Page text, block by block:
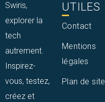
Swiris,
explorer la
tech
autrement.
Inspirez-
vous, testez,
créez et
UTILES
Contact
Mentions
légales
Plan de site